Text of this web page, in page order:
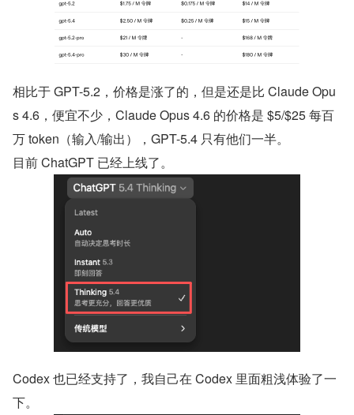
相比于 GPT-5.2，价格是涨了的，但是还是比 Claude Opu
s 4.6，便宜不少，Claude Opus 4.6 的价格是 $5/$25 每百
万 token（输入/输出），GPT-5.4 只有他们一半。
目前 ChatGPT 已经上线了。
Codex 也已经支持了，我自己在 Codex 里面粗浅体验了一
下。